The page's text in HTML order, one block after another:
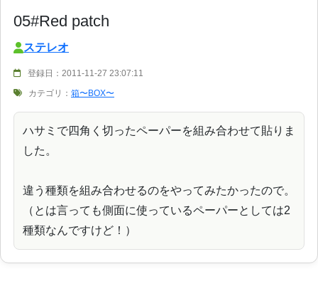
05#Red patch
ステレオ
登録日：2011-11-27 23:07:11
カテゴリ： 箱〜BOX〜
ハサミで四角く切ったペーパーを組み合わせて貼りま
した。
違う種類を組み合わせるのをやってみたかったので。
（とは言っても側面に使っているペーパーとしては2
種類なんですけど！）